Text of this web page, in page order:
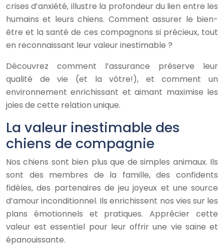
crises d’anxiété, illustre la profondeur du lien entre les
humains et leurs chiens. Comment assurer le bien-
être et la santé de ces compagnons si précieux, tout
en reconnaissant leur valeur inestimable ?
Découvrez comment l’assurance préserve leur
qualité de vie (et la vôtre!), et comment un
environnement enrichissant et aimant maximise les
joies de cette relation unique.
La valeur inestimable des
chiens de compagnie
Nos chiens sont bien plus que de simples animaux. Ils
sont des membres de la famille, des confidents
fidèles, des partenaires de jeu joyeux et une source
d’amour inconditionnel. Ils enrichissent nos vies sur les
plans émotionnels et pratiques. Apprécier cette
valeur est essentiel pour leur offrir une vie saine et
épanouissante.